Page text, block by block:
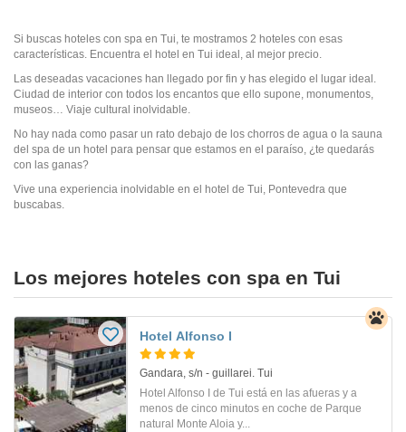
Si buscas hoteles con spa en Tui, te mostramos 2 hoteles con esas
características. Encuentra el hotel en Tui ideal, al mejor precio.
Las deseadas vacaciones han llegado por fin y has elegido el lugar ideal.
Ciudad de interior con todos los encantos que ello supone, monumentos,
museos… Viaje cultural inolvidable.
No hay nada como pasar un rato debajo de los chorros de agua o la sauna
del spa de un hotel para pensar que estamos en el paraíso, ¿te quedarás
con las ganas?
Vive una experiencia inolvidable en el hotel de Tui, Pontevedra que
buscabas.
Los mejores hoteles con spa en Tui
Hotel Alfonso I
Gandara, s/n - guillarei. Tui
Hotel Alfonso I de Tui está en las afueras y a
menos de cinco minutos en coche de Parque
natural Monte Aloia y...